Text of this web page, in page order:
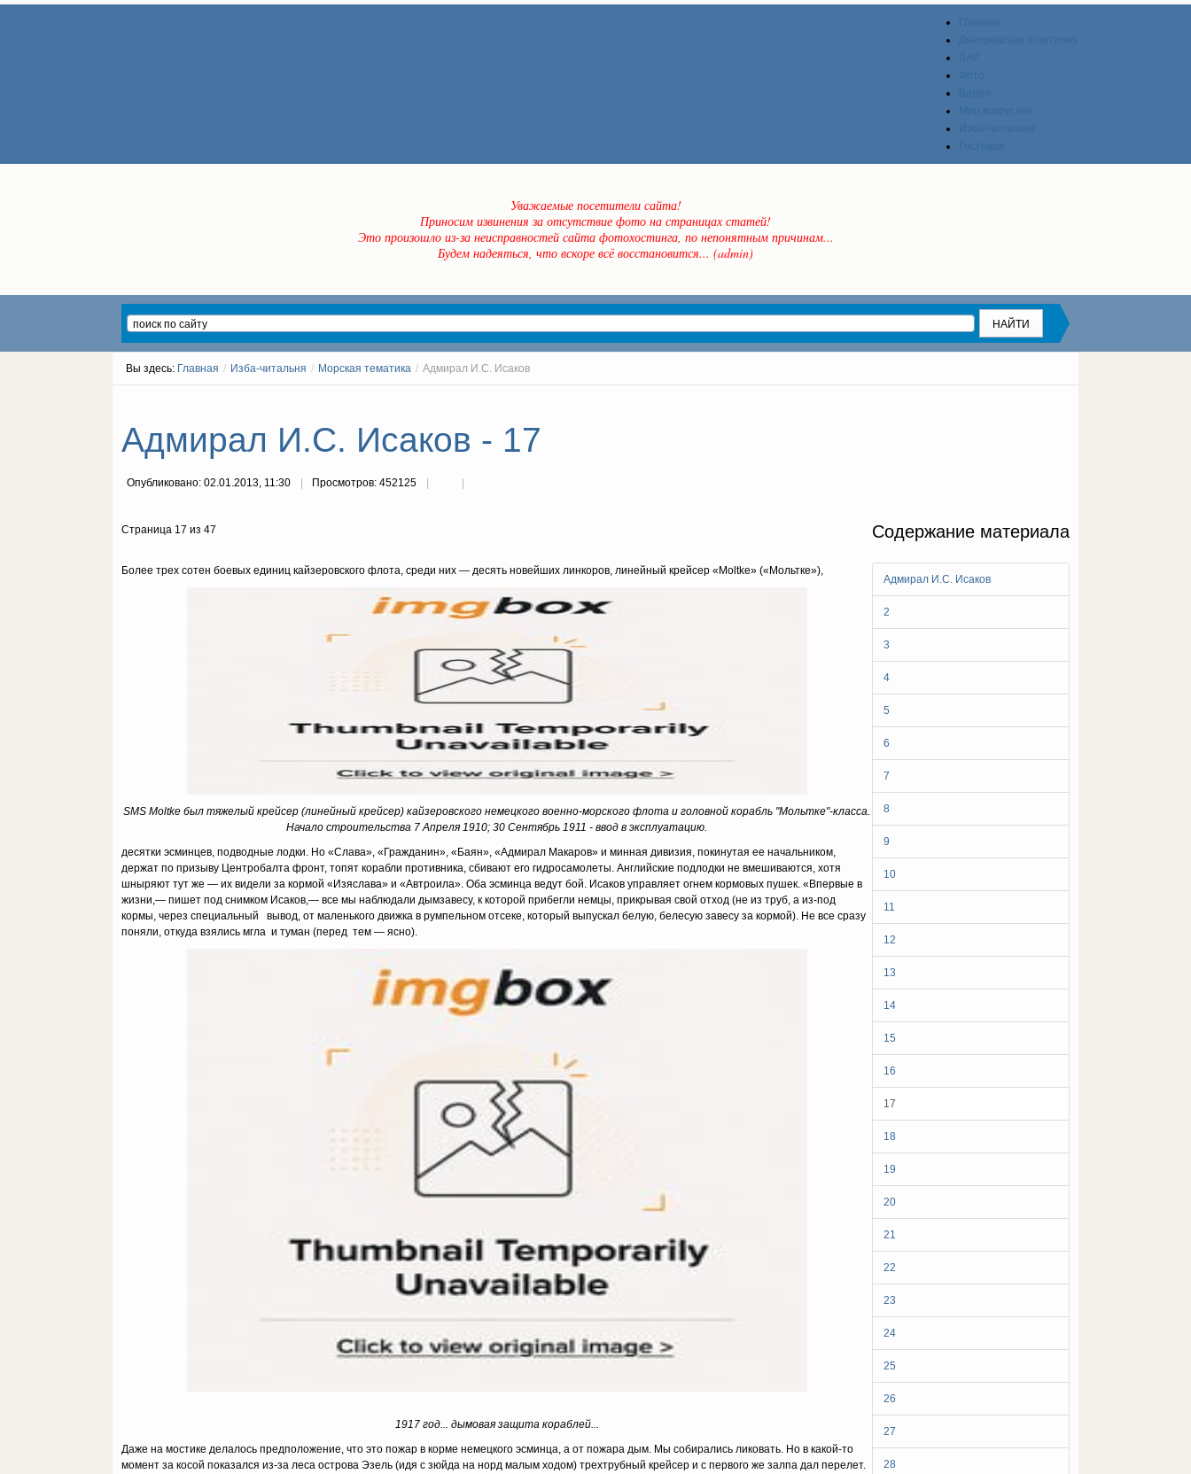
Уважаемые посетители сайта!
Приносим извинения за отсутствие фото на страницах статей!
Это произошло из-за неисправностей сайта фотохостинга, по непонятным причинам...
Будем надеяться, что вскоре всё восстановится... (admin)
Вы здесь: Главная / Изба-читальня / Морская тематика / Адмирал И.С. Исаков
Адмирал И.С. Исаков - 17
Опубликовано: 02.01.2013, 11:30 Просмотров: 452125
Содержание материала
Адмирал И.С. Исаков
2
3
4
5
6
7
8
9
10
11
12
13
14
15
16
17
18
19
20
21
22
23
24
25
26
27
28
Страница 17 из 47
Более трех сотен боевых единиц кайзеровского флота, среди них — десять новейших линкоров, линейный крейсер «Moltke» («Мольтке»),
SMS Moltke был тяжелый крейсер (линейный крейсер) кайзеровского немецкого военно-морского флота и головной корабль "Мольтке"-класса.
Начало строительства 7 Апреля 1910; 30 Сентябрь 1911 - ввод в эксплуатацию.
десятки эсминцев, подводные лодки. Но «Слава», «Гражданин», «Баян», «Адмирал Макаров» и минная дивизия, покинутая ее начальником,
держат по призыву Центробалта фронт, топят корабли противника, сбивают его гидросамолеты. Английские подлодки не вмешиваются, хотя
шныряют тут же — их видели за кормой «Изяслава» и «Автроила». Оба эсминца ведут бой. Исаков управляет огнем кормовых пушек. «Впервые в
жизни,— пишет под снимком Исаков,— все мы наблюдали дымзавесу, к которой прибегли немцы, прикрывая свой отход (не из труб, а из-под
кормы, через специальный вывод, от маленького движка в румпельном отсеке, который выпускал белую, белесую завесу за кормой). Не все сразу
поняли, откуда взялись мгла и туман (перед тем — ясно).
1917 год... дымовая защита кораблей...
Даже на мостике делалось предположение, что это пожар в корме немецкого эсминца, а от пожара дым. Мы собирались ликовать. Но в какой-то
момент за косой показался из-за леса острова Эзель (идя с зюйда на норд малым ходом) трехтрубный крейсер и с первого же залпа дал перелет.